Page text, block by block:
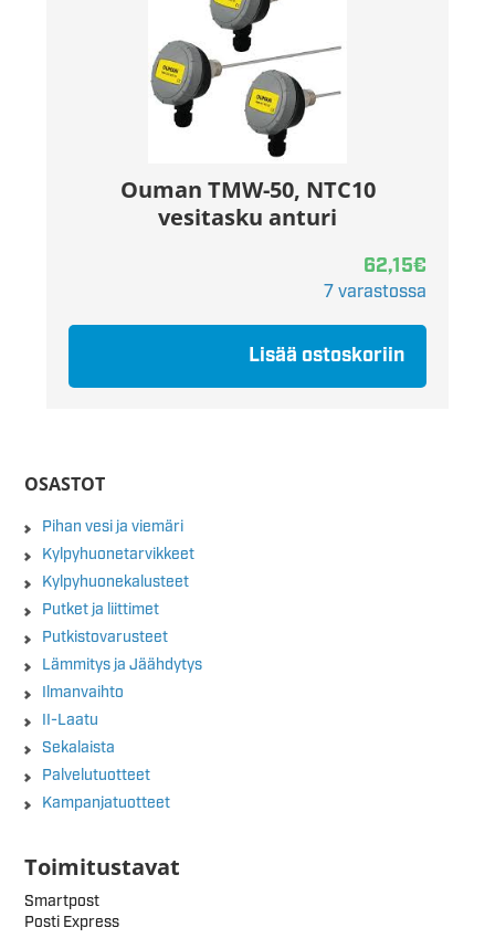
Ouman TMW-50, NTC10
vesitasku anturi
62,15€
7 varastossa
Lisää ostoskoriin
OSASTOT
Pihan vesi ja viemäri
Kylpyhuonetarvikkeet
Kylpyhuonekalusteet
Putket ja liittimet
Putkistovarusteet
Lämmitys ja Jäähdytys
Ilmanvaihto
II-Laatu
Sekalaista
Palvelutuotteet
Kampanjatuotteet
Toimitustavat
Smartpost
Posti Express